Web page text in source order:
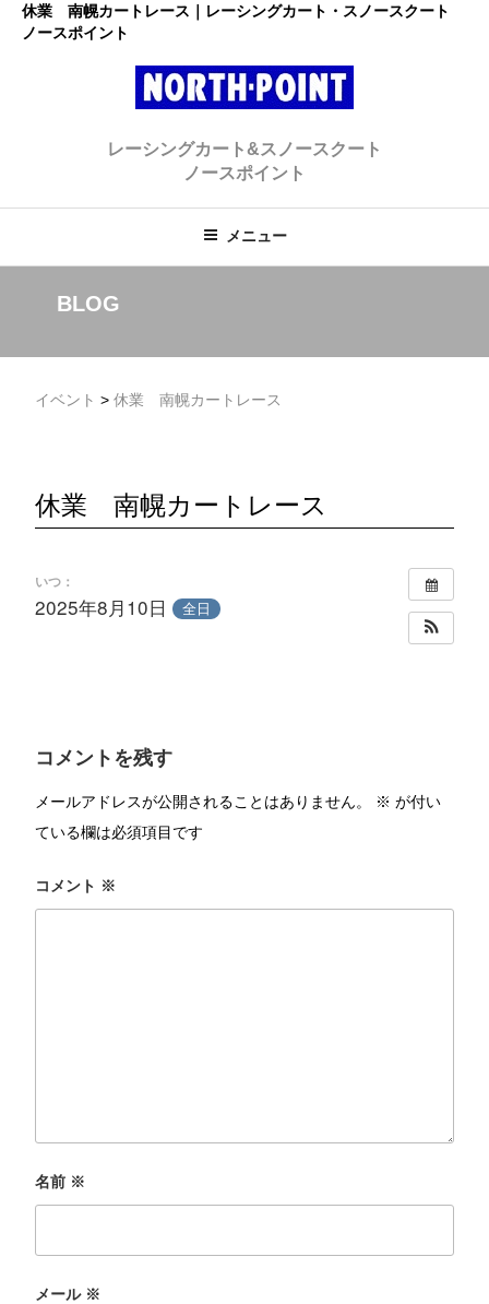
休業 南幌カートレース｜レーシングカート・スノースクート
ノースポイント
ト ノースポイント
レーシングカート&スノースクート
ノースポイント
メニュー
BLOG
イベント > 休業 南幌カートレース
休業 南幌カートレース
いつ：
2025年8月10日 全日
コメントを残す
メールアドレスが公開されることはありません。 ※ が付い
ている欄は必須項目です
コメント ※
名前 ※
メール ※